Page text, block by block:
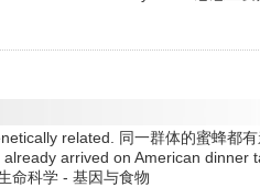
related. 同一群体的蜜蜂都
arrived on American dinner
命科学 - 基因与食物